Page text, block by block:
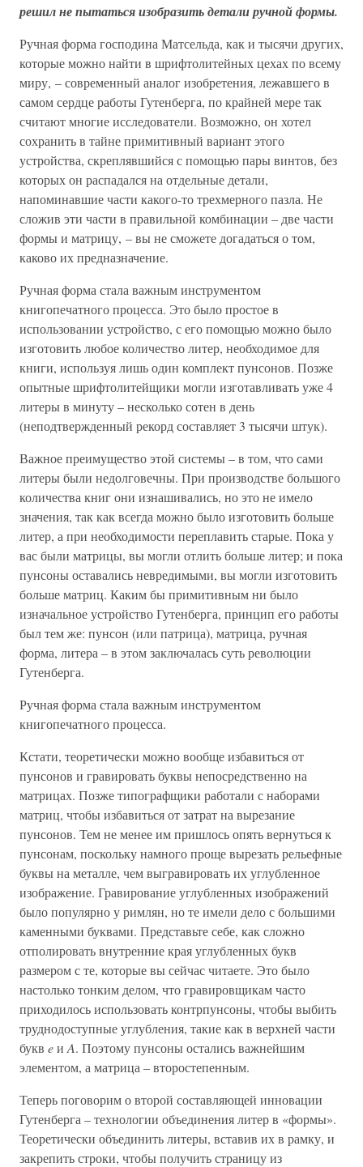
решил не пытаться изобразить детали ручной формы.
Ручная форма господина Матсельда, как и тысячи других,
которые можно найти в шрифтолитейных цехах по всему
миру, – современный аналог изобретения, лежавшего в
самом сердце работы Гутенберга, по крайней мере так
считают многие исследователи. Возможно, он хотел
сохранить в тайне примитивный вариант этого
устройства, скреплявшийся с помощью пары винтов, без
которых он распадался на отдельные детали,
напоминавшие части какого-то трехмерного пазла. Не
сложив эти части в правильной комбинации – две части
формы и матрицу, – вы не сможете догадаться о том,
каково их предназначение.
Ручная форма стала важным инструментом
книгопечатного процесса. Это было простое в
использовании устройство, с его помощью можно было
изготовить любое количество литер, необходимое для
книги, используя лишь один комплект пунсонов. Позже
опытные шрифтолитейщики могли изготавливать уже 4
литеры в минуту – несколько сотен в день
(неподтвержденный рекорд составляет 3 тысячи штук).
Важное преимущество этой системы – в том, что сами
литеры были недолговечны. При производстве большого
количества книг они изнашивались, но это не имело
значения, так как всегда можно было изготовить больше
литер, а при необходимости переплавить старые. Пока у
вас были матрицы, вы могли отлить больше литер; и пока
пунсоны оставались невредимыми, вы могли изготовить
больше матриц. Каким бы примитивным ни было
изначальное устройство Гутенберга, принцип его работы
был тем же: пунсон (или патрица), матрица, ручная
форма, литера – в этом заключалась суть революции
Гутенберга.
Ручная форма стала важным инструментом
книгопечатного процесса.
Кстати, теоретически можно вообще избавиться от
пунсонов и гравировать буквы непосредственно на
матрицах. Позже типографщики работали с наборами
матриц, чтобы избавиться от затрат на вырезание
пунсонов. Тем не менее им пришлось опять вернуться к
пунсонам, поскольку намного проще вырезать рельефные
буквы на металле, чем выгравировать их углубленное
изображение. Гравирование углубленных изображений
было популярно у римлян, но те имели дело с большими
каменными буквами. Представьте себе, как сложно
отполировать внутренние края углубленных букв
размером с те, которые вы сейчас читаете. Это было
настолько тонким делом, что гравировщикам часто
приходилось использовать контрпунсоны, чтобы выбить
труднодоступные углубления, такие как в верхней части
букв eи A. Поэтому пунсоны остались важнейшим
элементом, а матрица – второстепенным.
Теперь поговорим о второй составляющей инновации
Гутенберга – технологии объединения литер в «формы».
Теоретически объединить литеры, вставив их в рамку, и
закрепить строки, чтобы получить страницу из